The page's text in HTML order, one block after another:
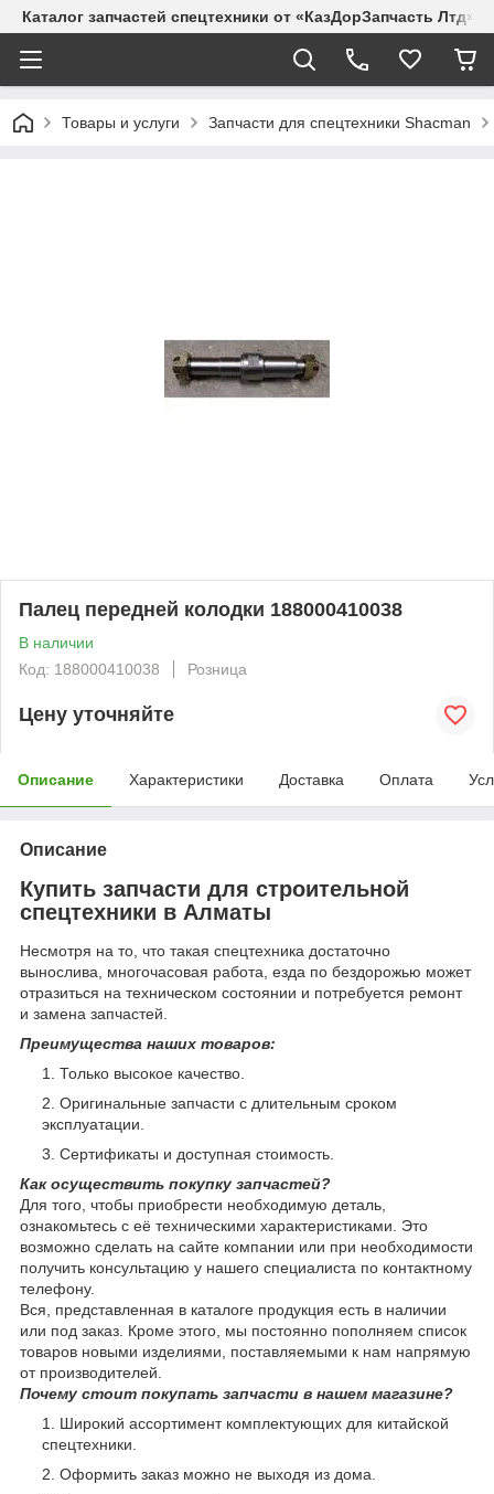
Каталог запчастей спецтехники от «КазДорЗапчасть Лтд»
Товары и услуги Запчасти для спецтехники Shacman
Палец передней колодки 188000410038
В наличии
Код: 188000410038
Розница
Цену уточняйте
Описание Характеристики Доставка Оплата
Описание
Купить запчасти для строительной
спецтехники в Алматы
Несмотря на то, что такая спецтехника достаточно
вынослива, многочасовая работа, езда по бездорожью может
отразиться на техническом состоянии и потребуется ремонт
и замена запчастей.
Преимущества наших товаров:
Только высокое качество.
Оригинальные запчасти с длительным сроком
эксплуатации.
Сертификаты и доступная стоимость.
Как осуществить покупку запчастей?
Для того, чтобы приобрести необходимую деталь,
ознакомьтесь с её техническими характеристиками. Это
возможно сделать на сайте компании или при необходимости
получить консультацию у нашего специалиста по контактному
телефону.
Вся, представленная в каталоге продукция есть в наличии
или под заказ. Кроме этого, мы постоянно пополняем список
товаров новыми изделиями, поставляемыми к нам напрямую
от производителей.
Почему стоит покупать запчасти в нашем магазине?
Широкий ассортимент комплектующих для китайской
спецтехники.
Оформить заказ можно не выходя из дома.